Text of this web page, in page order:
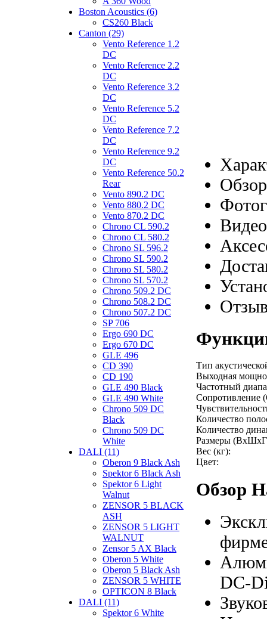
Boston Acoustics (6)
CS260 Black
Canton (29)
Vento Reference 1.2
DC
Vento Reference 2.2
DC
Vento Reference 3.2
DC
Vento Reference 5.2
DC
Vento Reference 7.2
DC
Vento Reference 9.2
DC
Vento Reference 50.2
Rear
Vento 890.2 DС
Vento 880.2 DС
Vento 870.2 DС
Chrono CL 590.2
Chrono CL 580.2
Chrono SL 596.2
Chrono SL 590.2
Chrono SL 580.2
Chrono SL 570.2
Chrono 509.2 DC
Chrono 508.2 DC
Chrono 507.2 DC
SP 706
Ergo 690 DC
Ergo 670 DC
GLE 496
CD 390
CD 190
GLE 490 Black
GLE 490 White
Chrono 509 DC
Black
Chrono 509 DC
White
DALI (11)
Oberon 9 Black Ash
Spektor 6 Black Ash
Spektor 6 Light
Walnut
ZENSOR 5 BLACK
ASH
ZENSOR 5 LIGHT
WALNUT
Zensor 5 AX Black
Oberon 5 White
Oberon 5 Black Ash
ZENSOR 5 WHITE
OPTICON 8 Black
DALI (11)
Spektor 6 White
Обзор
Видео
Тип
Выходная
Частотный
Сопротивление
Количество
Количество
Размеры
Вес (кг):
Цвет:
Обзор
DC-